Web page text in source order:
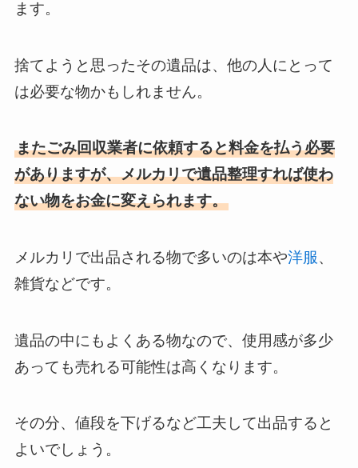
ます。
捨てようと思ったその遺品は、他の人にとって
は必要な物かもしれません。
またごみ回収業者に依頼すると料金を払う必要
がありますが、メルカリで遺品整理すれば使わ
ない物をお金に変えられます。
メルカリで出品される物で多いのは本や洋服、
雑貨などです。
遺品の中にもよくある物なので、使用感が多少
あっても売れる可能性は高くなります。
その分、値段を下げるなど工夫して出品すると
よいでしょう。